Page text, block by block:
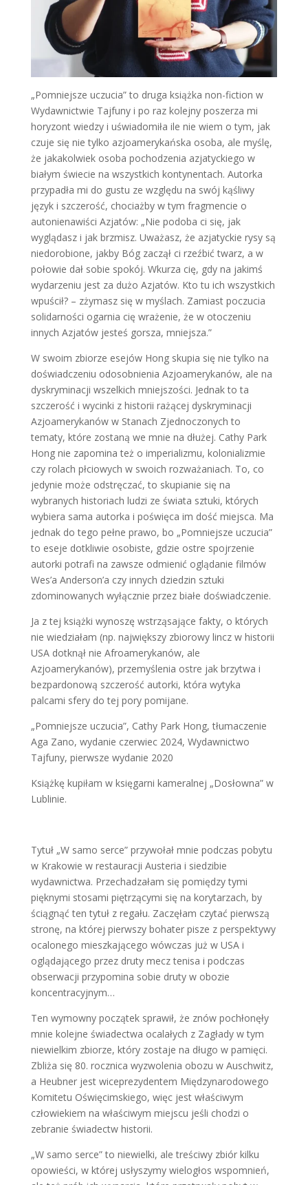
„Pomniejsze uczucia” to druga książka non-fiction w
Wydawnictwie Tajfuny i po raz kolejny poszerza mi
horyzont wiedzy i uświadomiła ile nie wiem o tym, jak
czuje się nie tylko azjoamerykańska osoba, ale myślę,
że jakakolwiek osoba pochodzenia azjatyckiego w
białym świecie na wszystkich kontynentach. Autorka
przypadła mi do gustu ze względu na swój kąśliwy
język i szczerość, chociażby w tym fragmencie o
autonienawiści Azjatów: „Nie podoba ci się, jak
wyglądasz i jak brzmisz. Uważasz, że azjatyckie rysy są
niedorobione, jakby Bóg zaczął ci rzeźbić twarz, a w
połowie dał sobie spokój. Wkurza cię, gdy na jakimś
wydarzeniu jest za dużo Azjatów. Kto tu ich wszystkich
wpuścił? – zżymasz się w myślach. Zamiast poczucia
solidarności ogarnia cię wrażenie, że w otoczeniu
innych Azjatów jesteś gorsza, mniejsza.”
W swoim zbiorze esejów Hong skupia się nie tylko na
doświadczeniu odosobnienia Azjoamerykanów, ale na
dyskryminacji wszelkich mniejszości. Jednak to ta
szczerość i wycinki z historii rażącej dyskryminacji
Azjoamerykanów w Stanach Zjednoczonych to
tematy, które zostaną we mnie na dłużej. Cathy Park
Hong nie zapomina też o imperializmu, kolonializmie
czy rolach płciowych w swoich rozważaniach. To, co
jedynie może odstręczać, to skupianie się na
wybranych historiach ludzi ze świata sztuki, których
wybiera sama autorka i poświęca im dość miejsca. Ma
jednak do tego pełne prawo, bo „Pomniejsze uczucia”
to eseje dotkliwie osobiste, gdzie ostre spojrzenie
autorki potrafi na zawsze odmienić oglądanie filmów
Wes’a Anderson’a czy innych dziedzin sztuki
zdominowanych wyłącznie przez białe doświadczenie.
Ja z tej książki wynoszę wstrząsające fakty, o których
nie wiedziałam (np. największy zbiorowy lincz w historii
USA dotknął nie Afroamerykanów, ale
Azjoamerykanów), przemyślenia ostre jak brzytwa i
bezpardonową szczerość autorki, która wytyka
palcami sfery do tej pory pomijane.
„Pomniejsze uczucia”, Cathy Park Hong, tłumaczenie
Aga Zano, wydanie czerwiec 2024, Wydawnictwo
Tajfuny, pierwsze wydanie 2020
Książkę kupiłam w księgarni kameralnej „Dosłowna” w
Lublinie.
Tytuł „W samo serce” przywołał mnie podczas pobytu
w Krakowie w restauracji Austeria i siedzibie
wydawnictwa. Przechadzałam się pomiędzy tymi
pięknymi stosami piętrzącymi się na korytarzach, by
ściągnąć ten tytuł z regału. Zaczęłam czytać pierwszą
stronę, na której pierwszy bohater pisze z perspektywy
ocalonego mieszkającego wówczas już w USA i
oglądającego przez druty mecz tenisa i podczas
obserwacji przypomina sobie druty w obozie
koncentracyjnym…
Ten wymowny początek sprawił, że znów pochłonęły
mnie kolejne świadectwa ocalałych z Zagłady w tym
niewielkim zbiorze, który zostaje na długo w pamięci.
Zbliża się 80. rocznica wyzwolenia obozu w Auschwitz,
a Heubner jest wiceprezydentem Międzynarodowego
Komitetu Oświęcimskiego, więc jest właściwym
człowiekiem na właściwym miejscu jeśli chodzi o
zebranie świadectw historii.
„W samo serce” to niewielki, ale treściwy zbiór kilku
opowieści, w której usłyszymy wielogłos wspomnień,